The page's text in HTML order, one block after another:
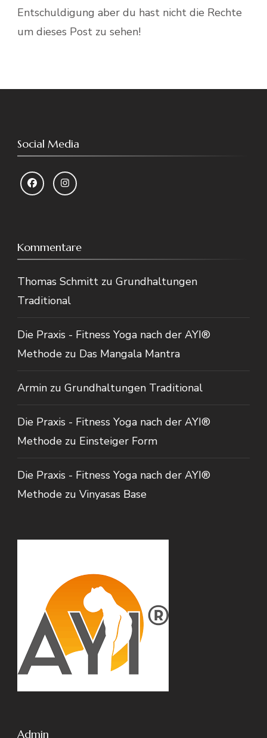
Entschuldigung aber du hast nicht die Rechte
um dieses Post zu sehen!
Social Media
Kommentare
Thomas Schmitt zu Grundhaltungen
Traditional
Die Praxis - Fitness Yoga nach der AYI®
Methode zu Das Mangala Mantra
Armin zu Grundhaltungen Traditional
Die Praxis - Fitness Yoga nach der AYI®
Methode zu Einsteiger Form
Die Praxis - Fitness Yoga nach der AYI®
Methode zu Vinyasas Base
Admin